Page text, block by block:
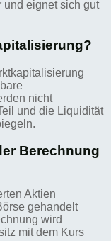
und eignet sich gut
nicht
und die Liquidität
Berechnung
Aktien
gehandelt
wird
mit dem Kurs